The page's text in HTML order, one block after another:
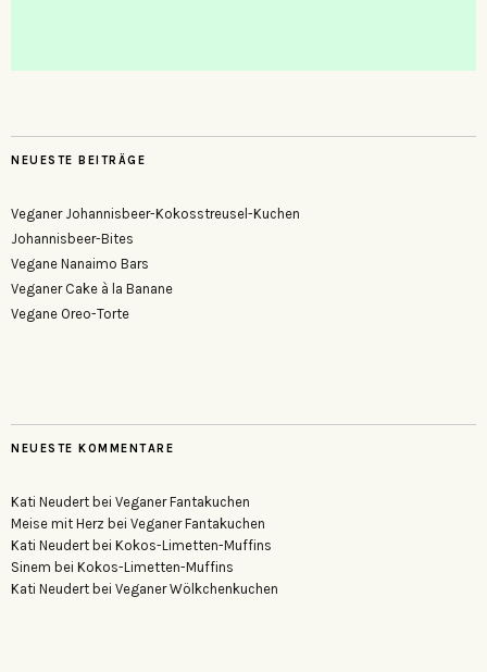
NEUESTE BEITRÄGE
Veganer Johannisbeer-Kokosstreusel-Kuchen
Johannisbeer-Bites
Vegane Nanaimo Bars
Veganer Cake à la Banane
Vegane Oreo-Torte
NEUESTE KOMMENTARE
Kati Neudert bei Veganer Fantakuchen
Meise mit Herz bei Veganer Fantakuchen
Kati Neudert bei Kokos-Limetten-Muffins
Sinem bei Kokos-Limetten-Muffins
Kati Neudert bei Veganer Wölkchenkuchen